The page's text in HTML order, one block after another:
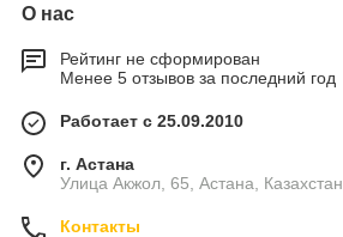
О нас
Рейтинг не сформирован
Менее 5 отзывов за последний год
Работает с 25.09.2010
г. Астана
Улица Акжол, 65, Астана, Казахстан
Контакты